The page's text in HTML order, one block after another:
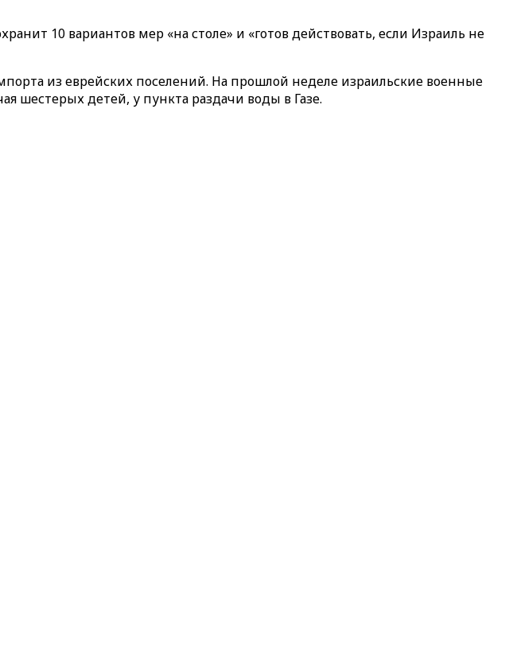
10 вариантов мер «на столе» и «готов действовать, если Израиль не
из еврейских поселений. На прошлой неделе израильские военные
шестерых детей, у пункта раздачи воды в Газе.